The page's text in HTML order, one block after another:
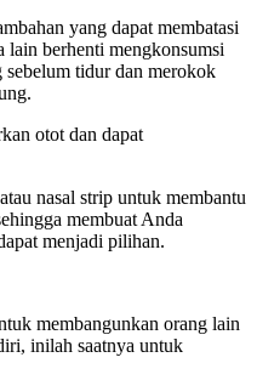
yang dapat membatasi
lain berhenti mengkonsumsi
tidur dan merokok
otot dan dapat
nasal strip untuk membantu
membuat Anda
menjadi pilihan.
membangunkan orang lain
inilah saatnya untuk